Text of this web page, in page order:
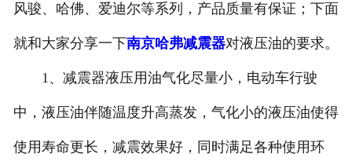
发货现场
联系我们
风骏、哈佛、爱迪尔等系列，产品质量有保证；下面
就和大家分享一下南京哈弗减震器对液压油的要求。
1、减震器液压用油气化尽量小，电动车行驶
中，液压油伴随温度升高蒸发，气化小的液压油使得
使用寿命更长，减震效果好，同时满足各种使用环